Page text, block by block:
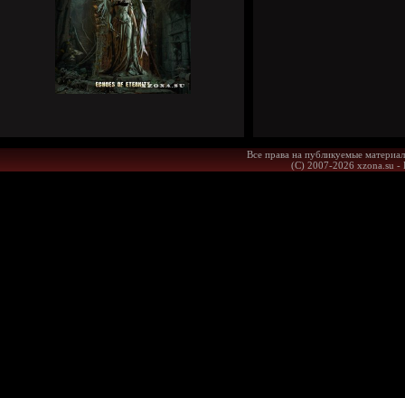
Все права на публикуемые
(С) 2007-2026 xzona.su -